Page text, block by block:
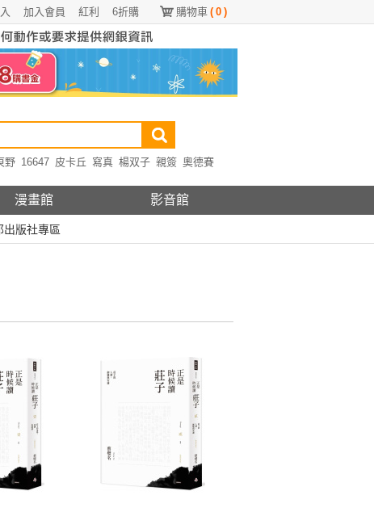
購物車 ( 0 )
6折購
紅利
加入會員
野 16647 皮卡丘 寫真 楊双子 親簽 奧德賽
漫畫館 影音館
出版社專區